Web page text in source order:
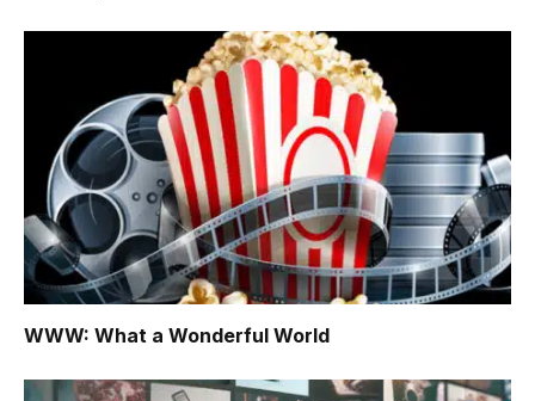
WWW: What a Wonderful World